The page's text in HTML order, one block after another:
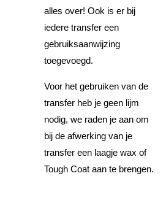
alles over! Ook is er bij
iedere transfer een
gebruiksaanwijzing
toegevoegd.
Voor het gebruiken van de
transfer heb je geen lijm
nodig, we raden je aan om
bij de afwerking van je
transfer een laagje wax of
Tough Coat aan te brengen.